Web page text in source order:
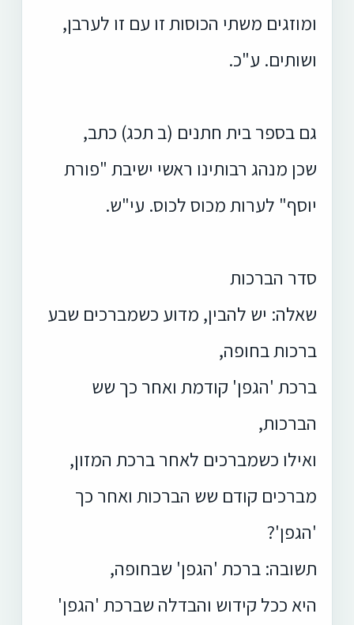
ומוזגים משתי הכוסות זו עם זו לערבן,
ושותים. ע"כ.
גם בספר בית חתנים (ב תכג) כתב,
שכן מנהג רבותינו ראשי ישיבת "פורת
יוסף" לערות מכוס לכוס. עי"ש.
סדר הברכות
שאלה: יש להבין, מדוע כשמברכים שבע
ברכות בחופה,
ברכת 'הגפן' קודמת ואחר כך שש
הברכות,
ואילו כשמברכים לאחר ברכת המזון,
מברכים קודם שש הברכות ואחר כך
'הגפן'?
תשובה: ברכת 'הגפן' שבחופה,
היא ככל קידוש והבדלה שברכת 'הגפן'